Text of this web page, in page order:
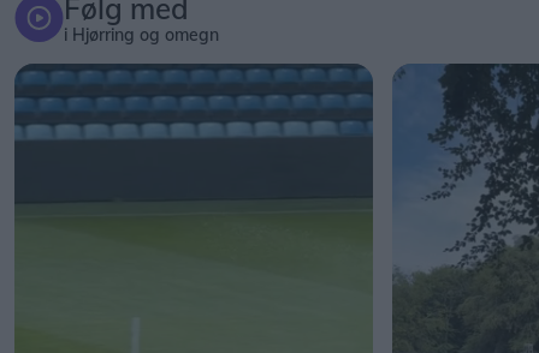
Følg med
i Hjørring og omegn